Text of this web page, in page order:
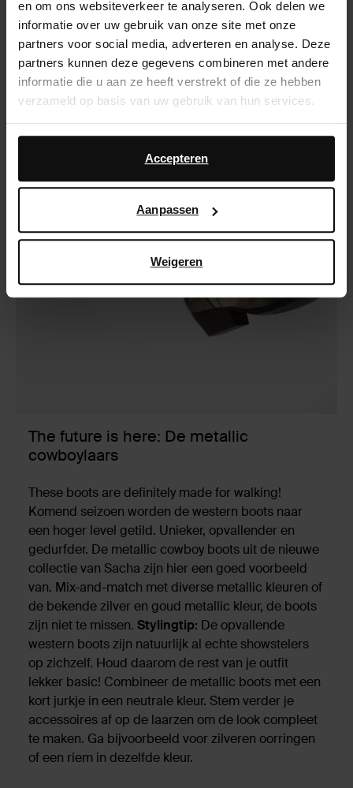
en om ons websiteverkeer te analyseren. Ook delen we
informatie over uw gebruik van onze site met onze
partners voor social media, adverteren en analyse. Deze
partners kunnen deze gegevens combineren met andere
informatie die u aan ze heeft verstrekt of die ze hebben
verzameld op basis van uw gebruik van hun services.
Daarnaast werken wij samen met Google voor
advertentie- en meetdoeleinden. Meer informatie over
hoe Google uw persoonsgegevens gebruikt, vindt u op
Accepteren
Aanpassen
Weigeren
The future is here: De metallic
cowboylaars
These boots are definitely made for walking!
Komend seizoen worden de western boots naar
een hoger level getild. Unieker, opvallender en
gedurfder. De metallic cowboy boots uit de nieuwe
collectie van Sacha zijn hier een goed voorbeeld
van. Mix-and-match met diverse metallic kleuren of
de bekende zilver en goud metallic kleur, de boots
zijn niet te missen. Stylingtip: De opvallende
western boots zijn natuurlijk al echte showstelers
op zichzelf. Houd daarom de rest van je outfit
lekker basic! Combineer de metallic boots met een
kort jurkje in een neutrale kleur. Stem verder je
accessoires af op de laarzen om de look compleet
te maken. Ga bijvoorbeeld voor zilveren oorringen
of een riem in dezelfde kleur.